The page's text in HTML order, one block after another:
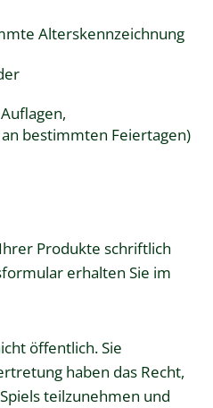
Alterskennzeichnung
bestimmten Feiertagen)
Produkte schriftlich
erhalten Sie im
öffentlich. Sie
haben das Recht,
teilzunehmen und